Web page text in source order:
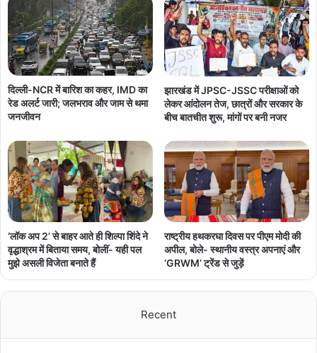
दिल्ली-NCR में बारिश का कहर, IMD का
रेड अलर्ट जारी; जलभराव और जाम से थमा
जनजीवन
झारखंड में JPSC-JSSC परीक्षाओं को
लेकर आंदोलन तेज, छात्रों और सरकार के
बीच बातचीत शुरू, मांगों पर बनी नजर
‘लॉक अप 2’ से बाहर आते ही शिल्पा शिंदे ने
वृद्धाश्रम में बिताया समय, बोलीं- यही पल
मुझे असली विजेता बनाते हैं
राष्ट्रीय हथकरघा दिवस पर पीएम मोदी की
अपील, बोले- स्थानीय वस्त्र अपनाएं और
‘GRWM’ ट्रेंड से जुड़ें
Recent